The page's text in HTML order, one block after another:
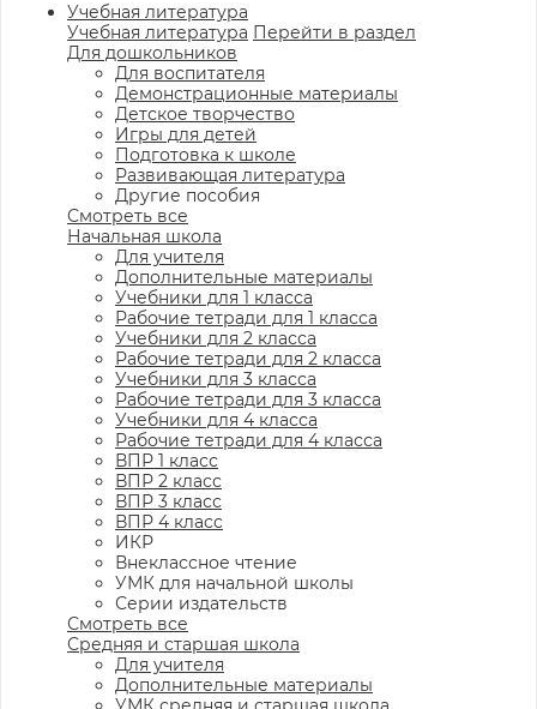
Учебная литература
Учебная литература Перейти в раздел
Для дошкольников
Для воспитателя
Демонстрационные материалы
Детское творчество
Игры для детей
Подготовка к школе
Развивающая литература
Другие пособия
Смотреть все
Начальная школа
Для учителя
Дополнительные материалы
Учебники для 1 класса
Рабочие тетради для 1 класса
Учебники для 2 класса
Рабочие тетради для 2 класса
Учебники для 3 класса
Рабочие тетради для 3 класса
Учебники для 4 класса
Рабочие тетради для 4 класса
ВПР 1 класс
ВПР 2 класс
ВПР 3 класс
ВПР 4 класс
ИКР
Внеклассное чтение
УМК для начальной школы
Серии издательств
Смотреть все
Средняя и старшая школа
Для учителя
Дополнительные материалы